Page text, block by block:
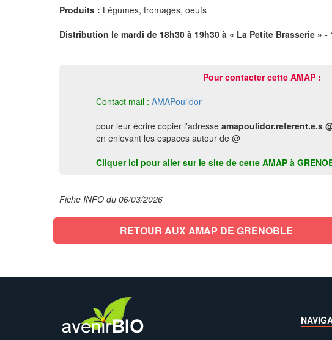
Produits : Légumes, fromages, oeufs
Distribution le mardi de 18h30 à 19h30 à « La Petite Brasserie » -
Pour contacter cette AMAP :
Contact mail : AMAPoulidor
pour leur écrire copier l'adresse amapoulidor.referent.e.s
en enlevant les espaces autour de @
Cliquer ici pour aller sur le site de cette AMAP à
Fiche INFO du 06/03/2026
RETOUR AUX AMAP DE GRENOBLE